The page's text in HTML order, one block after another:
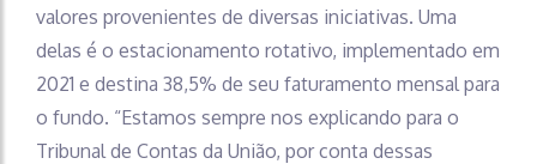
valores provenientes de diversas iniciativas. Uma
delas é o estacionamento rotativo, implementado em
2021 e destina 38,5% de seu faturamento mensal para
o fundo. “Estamos sempre nos explicando para o
Tribunal de Contas da União, por conta dessas